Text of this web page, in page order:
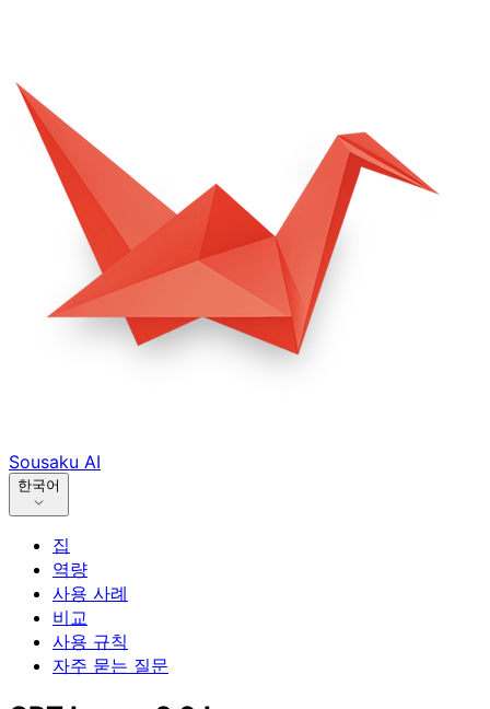
Sousaku AI
한국어
집
역량
사용 사례
비교
사용 규칙
자주 묻는 질문